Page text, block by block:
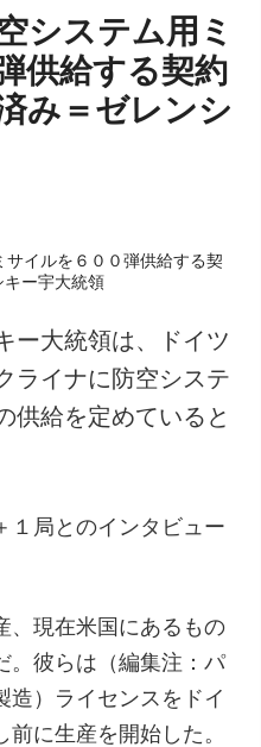
システム用ミ
供給する契約
み＝ゼレンシ
ー大統領は、ドイツ
ライナに防空システ
供給を定めていると
１局とのインタビュー
、現在米国にあるもの
。彼らは（編集注：パ
造）ライセンスをドイ
に生産を開始した。